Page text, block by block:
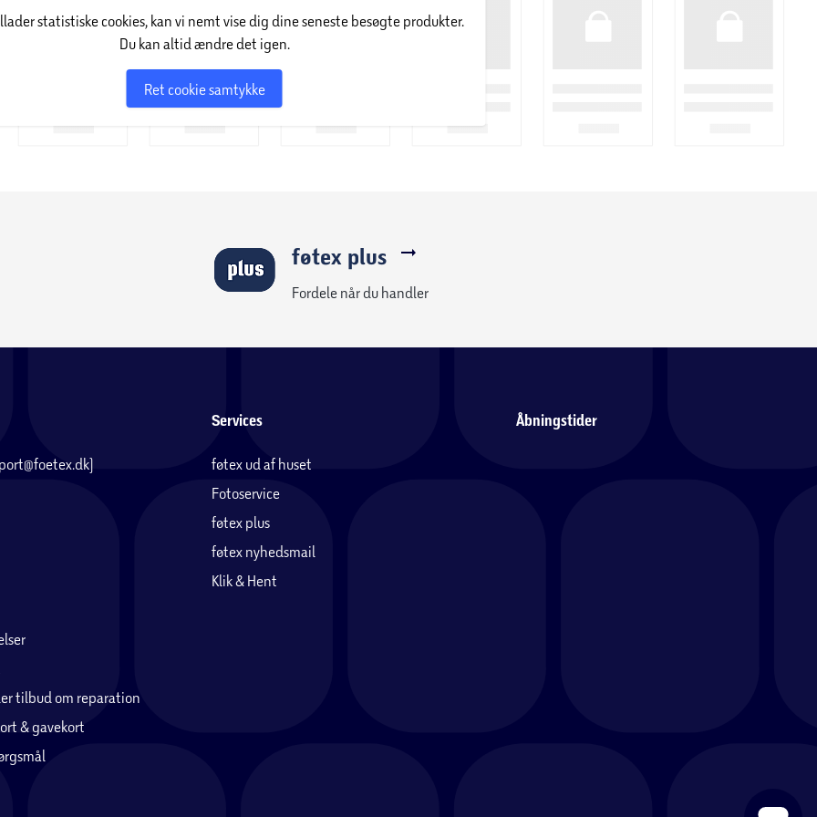
og loungemøbler til lænestole, hvor stellet
statistiske cookies, kan vi nemt vise dig dine seneste besøgte produkter.
Du kan altid ændre det igen.
Ret cookie samtykke
føtex plus
Fordele når du handler
tilbud om reparation
& gavekort
Services
føtex ud af huset
Fotoservice
føtex plus
føtex nyhedsmail
Klik & Hent
Åbningstider